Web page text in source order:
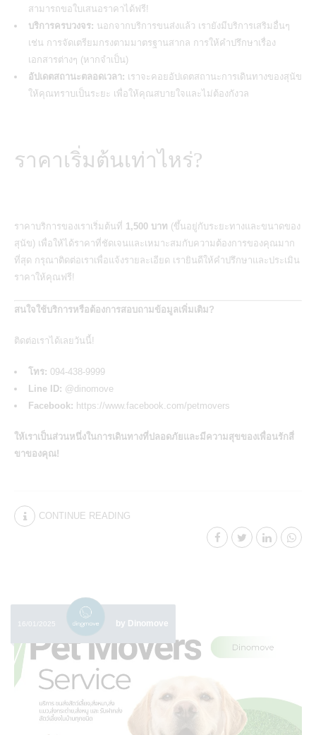
สามารถขอใบเสนอราคาได้ฟรี!
บริการครบวงจร: นอกจากบริการขนส่งแล้ว เรายังมีบริการเสริมอื่นๆ
เช่น การจัดเตรียมกรงตามมาตรฐานสากล การให้คำปรึกษาเรื่อง
เอกสารต่างๆ (หากจำเป็น)
อัปเดตสถานะตลอดเวลา: เราจะคอยอัปเดตสถานะการเดินทางของสุนัข
ให้คุณทราบเป็นระยะ เพื่อให้คุณสบายใจและไม่ต้องกังวล
ราคาเริ่มต้นเท่าไหร่?
ราคาบริการของเราเริ่มต้นที่ 1,500 บาท (ขึ้นอยู่กับระยะทางและขนาดของ
สุนัข) เพื่อให้ได้ราคาที่ชัดเจนและเหมาะสมกับความต้องการของคุณมาก
ที่สุด กรุณาติดต่อเราเพื่อแจ้งรายละเอียด เรายินดีให้คำปรึกษาและประเมิน
ราคาให้คุณฟรี!
สนใจใช้บริการหรือต้องการสอบถามข้อมูลเพิ่มเติม?
ติดต่อเราได้เลยวันนี้!
โทร: 094-438-9999
Line ID: @dinomove
Facebook: https://www.facebook.com/petmovers
ให้เราเป็นส่วนหนึ่งในการเดินทางที่ปลอดภัยและมีความสุขของเพื่อนรักสี่
ขาของคุณ!
CONTINUE READING
16/01/2025 by Dinomove